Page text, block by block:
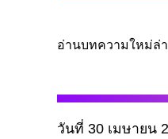
อ่านบทความใหม่ล่า
วันที่ 30 เมษายน